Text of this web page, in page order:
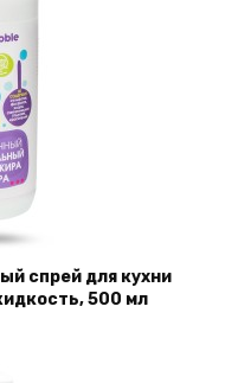
спрей для кухни
500 мл